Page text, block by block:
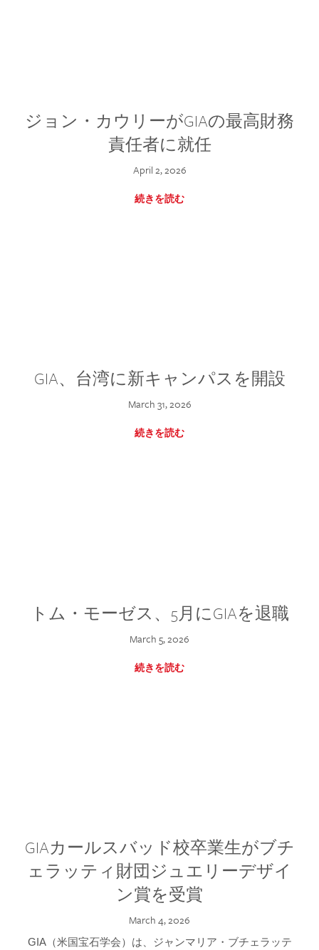
ジョン・カウリーがGIAの最高財務
責任者に就任
April 2, 2026
続きを読む
GIA、台湾に新キャンパスを開設
March 31, 2026
続きを読む
トム・モーゼス、5月にGIAを退職
March 5, 2026
続きを読む
GIAカールスバッド校卒業生がブチ
ェラッティ財団ジュエリーデザイ
ン賞を受賞
March 4, 2026
GIA（米国宝石学会）は、ジャンマリア・ブチェラッテ